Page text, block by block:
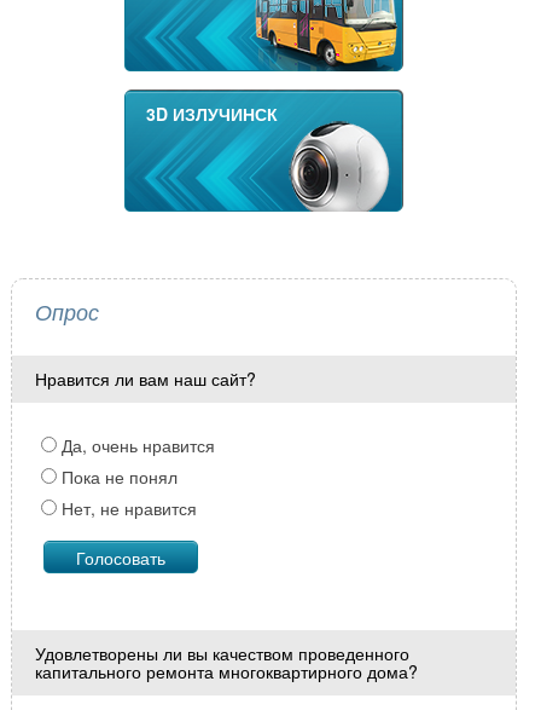
3D ИЗЛУЧИНСК
Опрос
Нравится ли вам наш сайт?
Да, очень нравится
Пока не понял
Нет, не нравится
Удовлетворены ли вы качеством проведенного
капитального ремонта многоквартирного дома?